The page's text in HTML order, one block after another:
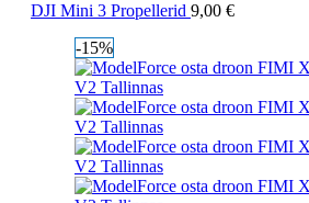
DJI Mini 3 Propellerid 9,00 €
-15%